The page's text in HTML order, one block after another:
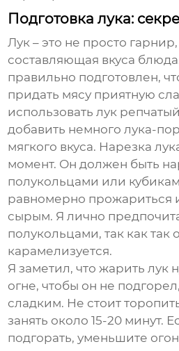
Подготовка лука:
Лук – это не просто
составляющая вкуса
правильно подготовлен,
придать мясу приятную
использовать лук
добавить немного лука-
мягкого вкуса. Нарезка
момент. Он должен быть
полукольцами или
равномерно прожариться
сырым. Я лично
полукольцами, так как так
карамелизуется.
Я заметил, что жарить лук
огне, чтобы он не
сладким. Не стоит
занять около 15-20 минут.
подгорать, уменьшите